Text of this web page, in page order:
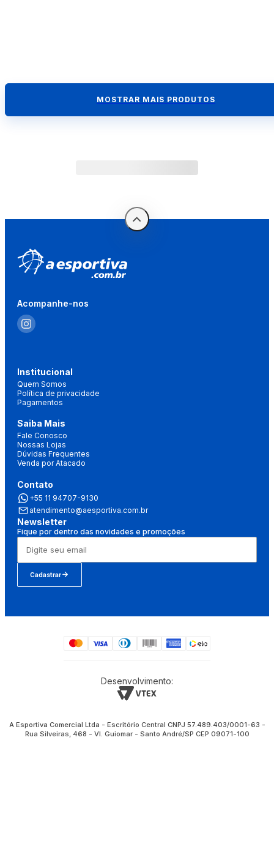
MOSTRAR MAIS PRODUTOS
Acompanhe-nos
Institucional
Quem Somos
Política de privacidade
Pagamentos
Saiba Mais
Fale Conosco
Nossas Lojas
Dúvidas Frequentes
Venda por Atacado
Contato
+55 11 94707-9130
atendimento@aesportiva.com.br
Newsletter
Fique por dentro das novidades e promoções
Cadastrar
Desenvolvimento:
A Esportiva Comercial Ltda - Escritório Central CNPJ 57.489.403/0001-63 -
Rua Silveiras, 468 - Vl. Guiomar - Santo André/SP CEP 09071-100